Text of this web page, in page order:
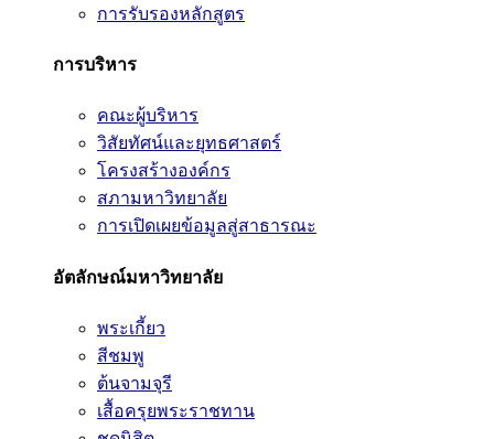
การรับรองหลักสูตร
การบริหาร
คณะผู้บริหาร
วิสัยทัศน์และยุทธศาสตร์
โครงสร้างองค์กร
สภามหาวิทยาลัย
การเปิดเผยข้อมูลสู่สาธารณะ
อัตลักษณ์มหาวิทยาลัย
พระเกี้ยว
สีชมพู
ต้นจามจุรี
เสื้อครุยพระราชทาน